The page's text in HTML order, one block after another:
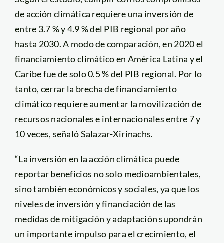
de acción climática requiere una inversión de
entre 3.7 % y 4.9 % del PIB regional por año
hasta 2030. A modo de comparación, en 2020 el
financiamiento climático en América Latina y el
Caribe fue de solo 0.5 % del PIB regional. Por lo
tanto, cerrar la brecha de financiamiento
climático requiere aumentar la movilización de
recursos nacionales e internacionales entre 7 y
10 veces, señaló Salazar-Xirinachs.
“La inversión en la acción climática puede
reportar beneficios no solo medioambientales,
sino también económicos y sociales, ya que los
niveles de inversión y financiación de las
medidas de mitigación y adaptación supondrán
un importante impulso para el crecimiento, el